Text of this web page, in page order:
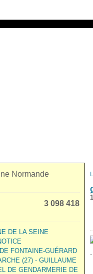
3 098 418
DE LA SEINE
FONTAINE-GUÉRARD
(27) - GUILLAUME
DE GENDARMERIE DE